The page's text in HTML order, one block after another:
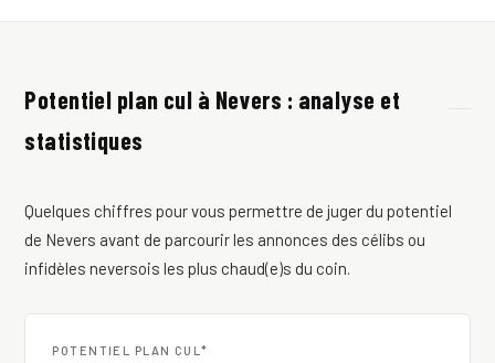
Potentiel plan cul à Nevers : analyse et
statistiques
Quelques chiffres pour vous permettre de juger du potentiel
de Nevers avant de parcourir les annonces des célibs ou
infidèles neversois les plus chaud(e)s du coin.
POTENTIEL PLAN CUL*